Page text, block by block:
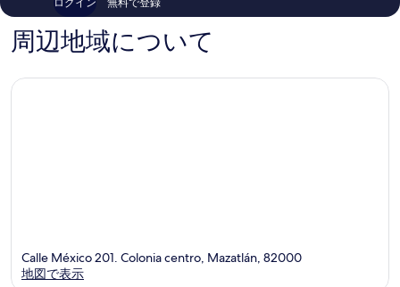
ミ
周辺地域について
Calle México 201. Colonia centro, Mazatlán, 82000
地図で表示